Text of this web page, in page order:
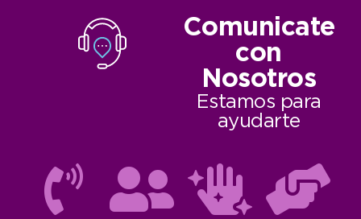
Comunicate
con
Nosotros
Estamos para
ayudarte